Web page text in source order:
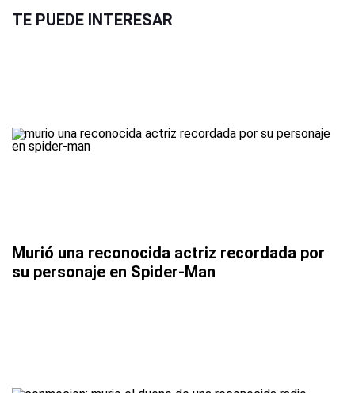
TE PUEDE INTERESAR
Murió una reconocida actriz recordada por
su personaje en Spider-Man